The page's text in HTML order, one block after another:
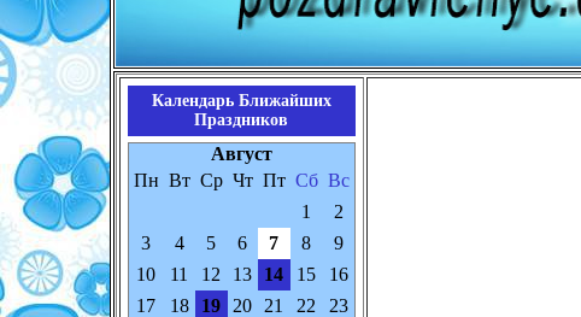
Календарь Ближайших
Праздников
Август
Пн Вт Ср Чт Пт Сб Вс
1
2
3
4 5 6 7 8
9
10
11 12 13 14 15
16
17
18 19 20 21 22
23